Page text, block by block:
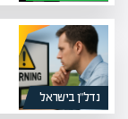
נדל”ן בישראל